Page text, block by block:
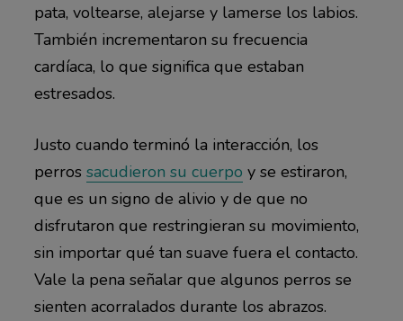
pata, voltearse, alejarse y lamerse los labios.
También incrementaron su frecuencia
cardíaca, lo que significa que estaban
estresados.
Justo cuando terminó la interacción, los
perros sacudieron su cuerpo y se estiraron,
que es un signo de alivio y de que no
disfrutaron que restringieran su movimiento,
sin importar qué tan suave fuera el contacto.
Vale la pena señalar que algunos perros se
sienten acorralados durante los abrazos.